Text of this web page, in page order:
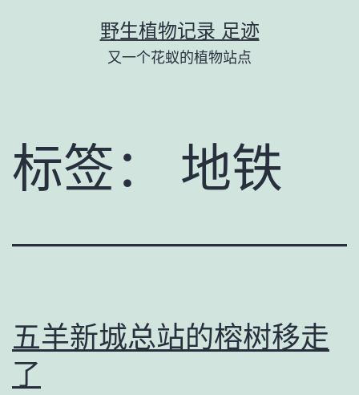
野生植物记录 足迹
又一个花蚁的植物站点
标签： 地铁
五羊新城总站的榕树移走
了